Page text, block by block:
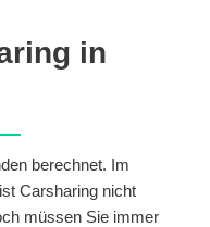
in
berechnet. Im
Carsharing nicht
müssen Sie immer